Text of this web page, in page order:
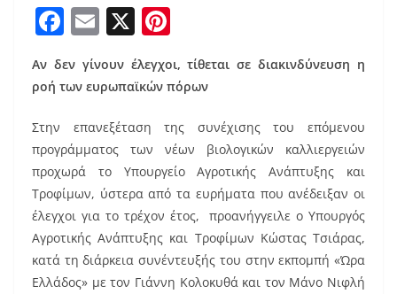
F
c
b
o
o
k
E
ai
l
X
nt
er
e
st
Αν δεν γίνουν έλεγχοι, τίθεται σε διακινδύνευση η
ροή των ευρωπαϊκών πόρων
Στην επανεξέταση της συνέχισης του επόμενου
προγράμματος των νέων βιολογικών καλλιεργειών
προχωρά το Υπουργείο Αγροτικής Ανάπτυξης και
Τροφίμων, ύστερα από τα ευρήματα που ανέδειξαν οι
έλεγχοι για το τρέχον έτος, προανήγγειλε ο Υπουργός
Αγροτικής Ανάπτυξης και Τροφίμων Κώστας Τσιάρας,
κατά τη διάρκεια συνέντευξής του στην εκπομπή «Ώρα
Ελλάδος» με τον Γιάννη Κολοκυθά και τον Μάνο Νιφλή